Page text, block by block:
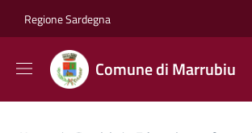
Regione Sardegna
Comune di Marrubiu